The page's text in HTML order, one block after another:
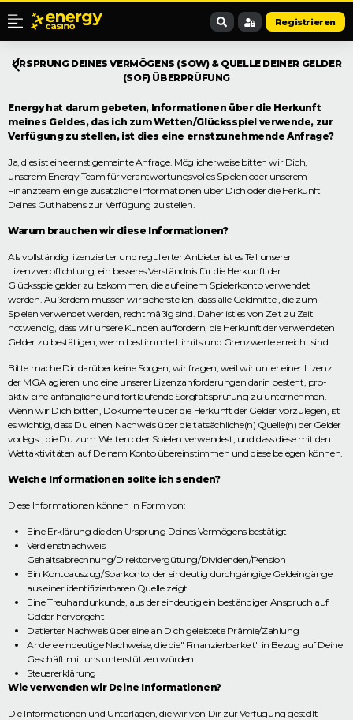
Registrieren
URSPRUNG DEINES VERMÖGENS (SOW) & QUELLE DEINER GELDER
(SOF) ÜBERPRÜFUNG
Energy hat darum gebeten, Informationen über die Herkunft
meines Geldes, das ich zum Wetten/Glücksspiel verwende, zur
Verfügung zu stellen, ist dies eine ernstzunehmende Anfrage?
Ja, dies ist eine ernst gemeinte Anfrage. Möglicherweise bitten wir Dich,
unserem Energy Team für verantwortungsvolles Spielen oder unserem
Finanzteam einige zusätzliche Informationen über Dich oder die Herkunft
Deines Guthabens zur Verfügung zu stellen.
Warum brauchen wir diese Informationen?
Als vollständig lizenzierter und regulierter Anbieter ist es Teil unserer
Lizenzverpflichtung, ein besseres Verständnis für die Herkunft der
Glücksspielgelder zu bekommen, die auf einem Spielerkonto verwendet
werden. Außerdem müssen wir sicherstellen, dass alle Geldmittel, die zum
Spielen verwendet werden, rechtmäßig sind. Daher ist es von Zeit zu Zeit
notwendig, dass wir unsere Kunden auffordern, die Herkunft der verwendeten
Gelder zu bestätigen, wenn bestimmte Limits und Grenzwerte erreicht sind.
Bitte mache Dir darüber keine Sorgen, wir fragen, weil wir unter einer Lizenz
der MGA agieren und eine unserer Lizenzanforderungen darin besteht, pro-
aktiv eine anfängliche und fortlaufende Sorgfaltsprüfung zu unternehmen.
Wenn wir Dich bitten, Dokumente über die Herkunft der Gelder vorzulegen, ist
es wichtig, dass Du einen Nachweis über die tatsächliche(n) Quelle(n) der Gelder
vorlegst, die Du zum Wetten oder Spielen verwendest, und dass diese mit den
Wettaktivitäten auf Deinem Konto übereinstimmen und diese belegen können.
Welche Informationen sollte ich senden?
Diese Informationen können in Form von:
Eine Erklärung die den Ursprung Deines Vermögens bestätigt
Verdienstnachweis:
Gehaltsabrechnung/Direktorvergütung/Dividenden/Pension
Ein Kontoauszug/Sparkonto, der eindeutig durchgängige Geldeingänge
aus einer identifizierbaren Quelle zeigt
Eine Treuhandurkunde, aus der eindeutig ein beständiger Anspruch auf
Gelder hervorgeht
Datierter Nachweis über eine an Dich geleistete Prämie/Zahlung
Andere eindeutige Nachweise, die die" Finanzierbarkeit" in Bezug auf Deine
Geschäft mit uns unterstützen würden
Steuererklärung
Wie verwenden wir Deine Informationen?
Die Informationen und Unterlagen, die wir von Dir zur Verfügung gestellt